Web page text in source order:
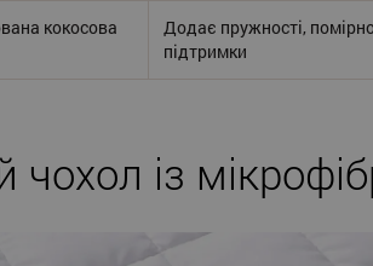
кокосова
Додає пружності,
підтримки
чохол із